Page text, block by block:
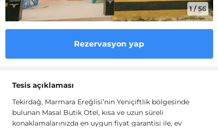
1/56
Rezervasyon yap
Tesis açıklaması
Tekirdağ, Marmara Ereğlisi’nin Yeniçiftlik bölgesinde
bulunan Masal Butik Otel, kısa ve uzun süreli
konaklamalarınızda en uygun fiyat garantisi ile, ev